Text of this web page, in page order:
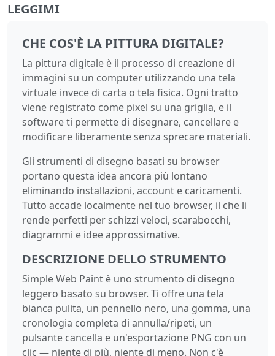
LEGGIMI
CHE COS'È LA PITTURA DIGITALE?
La pittura digitale è il processo di creazione di
immagini su un computer utilizzando una tela
virtuale invece di carta o tela fisica. Ogni tratto
viene registrato come pixel su una griglia, e il
software ti permette di disegnare, cancellare e
modificare liberamente senza sprecare materiali.
Gli strumenti di disegno basati su browser
portano questa idea ancora più lontano
eliminando installazioni, account e caricamenti.
Tutto accade localmente nel tuo browser, il che li
rende perfetti per schizzi veloci, scarabocchi,
diagrammi e idee approssimative.
DESCRIZIONE DELLO STRUMENTO
Simple Web Paint è uno strumento di disegno
leggero basato su browser. Ti offre una tela
bianca pulita, un pennello nero, una gomma, una
cronologia completa di annulla/ripeti, un
pulsante cancella e un'esportazione PNG con un
clic — niente di più, niente di meno. Non c'è